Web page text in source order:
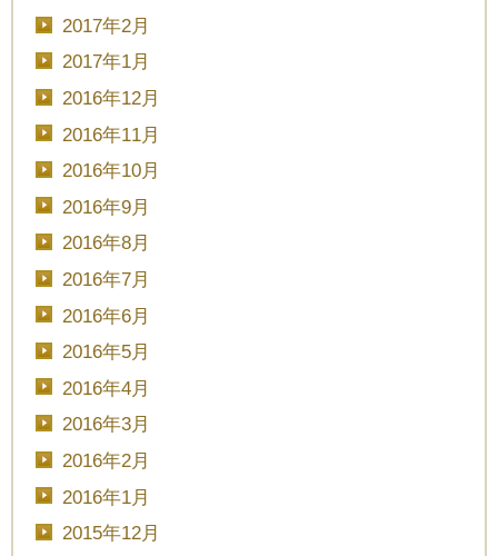
2017年2月
2017年1月
2016年12月
2016年11月
2016年10月
2016年9月
2016年8月
2016年7月
2016年6月
2016年5月
2016年4月
2016年3月
2016年2月
2016年1月
2015年12月